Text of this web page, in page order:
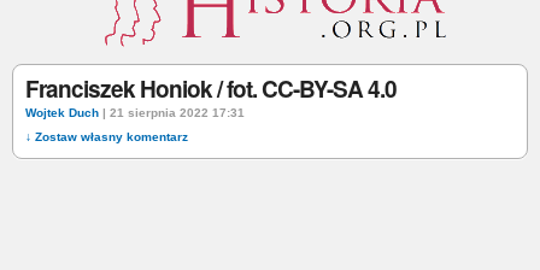
Franciszek Honiok / fot. CC-BY-SA 4.0
Wojtek Duch | 21 sierpnia 2022 17:31
↓ Zostaw własny komentarz